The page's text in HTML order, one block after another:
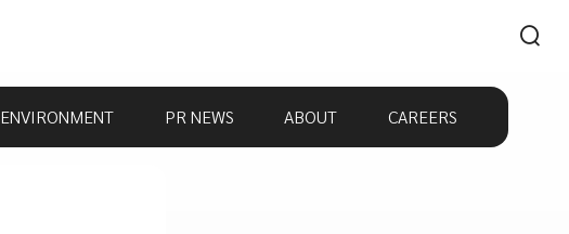
ENVIRONMENT PR NEWS ABOUT CAREERS